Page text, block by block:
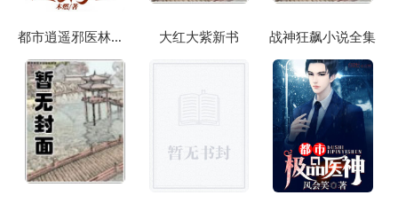
都市逍遥邪医林辰苏夕然 大红大紫新书 战神狂飙小说全集